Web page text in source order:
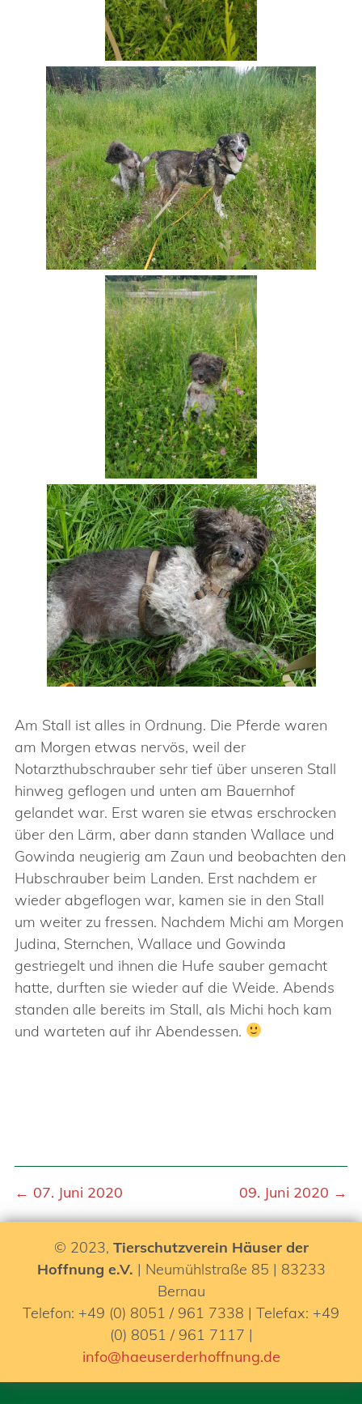
Am Stall ist alles in Ordnung. Die Pferde waren
am Morgen etwas nervös, weil der
Notarzthubschrauber sehr tief über unseren Stall
hinweg geflogen und unten am Bauernhof
gelandet war. Erst waren sie etwas erschrocken
über den Lärm, aber dann standen Wallace und
Gowinda neugierig am Zaun und beobachten den
Hubschrauber beim Landen. Erst nachdem er
wieder abgeflogen war, kamen sie in den Stall
um weiter zu fressen. Nachdem Michi am Morgen
Judina, Sternchen, Wallace und Gowinda
gestriegelt und ihnen die Hufe sauber gemacht
hatte, durften sie wieder auf die Weide. Abends
standen alle bereits im Stall, als Michi hoch kam
und warteten auf ihr Abendessen.
← 07. Juni 2020 09. Juni 2020 →
© 2023, Tierschutzverein Häuser der
Hoffnung e.V. | Neumühlstraße 85 | 83233
Bernau
Telefon: +49 (0) 8051 / 961 7338 | Telefax: +49
(0) 8051 / 961 7117 |
info@haeuserderhoffnung.de